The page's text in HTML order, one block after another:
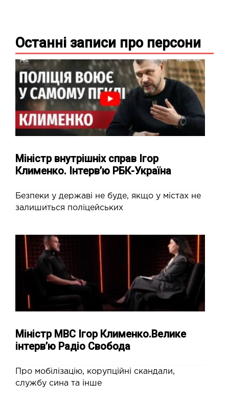
Останні записи про персони
Міністр внутрішніх справ Ігор
Клименко. Інтерв’ю РБК-Україна
Безпеки у державі не буде, якщо у містах не
залишиться поліцейських
Міністр МВС Ігор Клименко.Велике
інтерв’ю Радіо Свобода
Про мобілізацію, корупційні скандали,
службу сина та інше